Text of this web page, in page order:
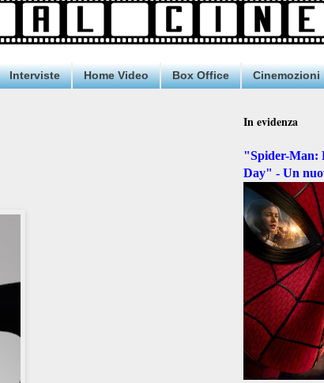
Interviste Home Video Box Office Cinemozioni
In evidenza
"Spider-Man:
Day" - Un